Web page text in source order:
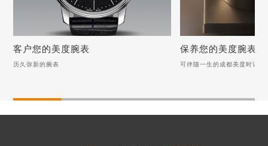
历久弥新的腕表
客户您的美度腕表
历久弥新的腕表
可伴随一生的成都美度时计
保养您的美度腕表
可伴随一生的成都美度时计